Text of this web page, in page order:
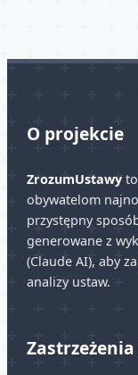
O projekcie
ZrozumUstawyto
obywatelom
przystępny
generowane z
(Claude AI), aby
analizy ustaw.